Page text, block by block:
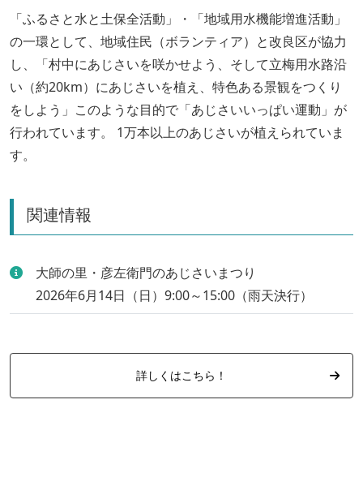
「ふるさと水と土保全活動」・「地域用水機能増進活動」
の一環として、地域住民（ボランティア）と改良区が協力
し、「村中にあじさいを咲かせよう、そして立梅用水路沿
い（約20km）にあじさいを植え、特色ある景観をつくり
をしよう」このような目的で「あじさいいっぱい運動」が
行われています。 1万本以上のあじさいが植えられていま
す。
関連情報
大師の里・彦左衛門のあじさいまつり
2026年6月14日（日）9:00～15:00（雨天決行）
詳しくはこちら！